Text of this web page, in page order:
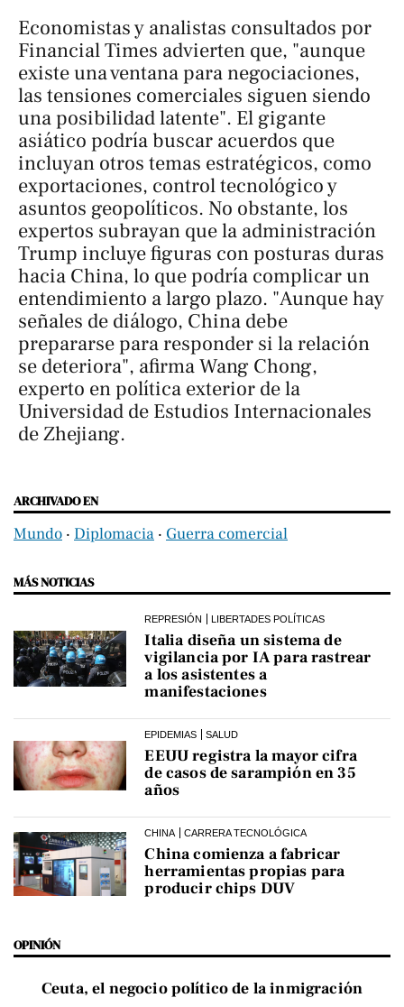
Economistas y analistas consultados por
Financial Times advierten que, "aunque
existe una ventana para negociaciones,
las tensiones comerciales siguen siendo
una posibilidad latente". El gigante
asiático podría buscar acuerdos que
incluyan otros temas estratégicos, como
exportaciones, control tecnológico y
asuntos geopolíticos. No obstante, los
expertos subrayan que la administración
Trump incluye figuras con posturas duras
hacia China, lo que podría complicar un
entendimiento a largo plazo. "Aunque hay
señales de diálogo, China debe
prepararse para responder si la relación
se deteriora", afirma Wang Chong,
experto en política exterior de la
Universidad de Estudios Internacionales
de Zhejiang.
ARCHIVADO EN
Mundo ‧ Diplomacia ‧ Guerra comercial
MÁS NOTICIAS
REPRESIÓN LIBERTADES POLÍTICAS
Italia diseña un sistema de
vigilancia por IA para rastrear
a los asistentes a
manifestaciones
EPIDEMIAS SALUD
EEUU registra la mayor cifra
de casos de sarampión en 35
años
CHINA CARRERA TECNOLÓGICA
China comienza a fabricar
herramientas propias para
producir chips DUV
OPINIÓN
Ceuta, el negocio político de la inmigración